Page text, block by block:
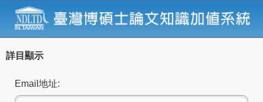
詳目顯示
Email地址: